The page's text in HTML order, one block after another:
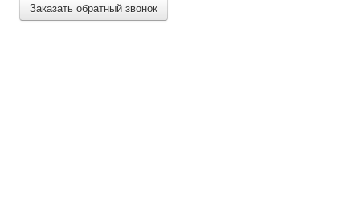
Заказать обратный звонок